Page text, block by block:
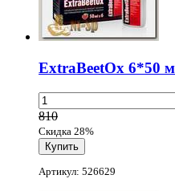
ExtraBeetOx 6*50
810
Скидка 28%
Артикул: 526629